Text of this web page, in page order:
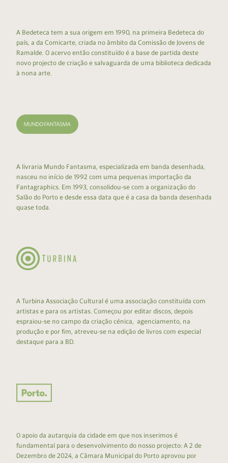
A Bedeteca tem a sua origem em 1990, na primeira Bedeteca do
país, a da Comicarte, criada no âmbito da Comissão de Jovens de
Ramalde. O acervo então constituído é a base de partida deste
novo projecto de criação e salvaguarda de uma biblioteca dedicada
à nona arte.
A livraria Mundo Fantasma, especializada em banda desenhada,
nasceu no início de 1992 com uma pequenas importação da
Fantagraphics. Em 1993, consolidou-se com a organização do
Salão do Porto e desde essa data que é a casa da banda desenhada
quase toda.
A Turbina Associação Cultural é uma associação constituída com
artistas e para os artistas. Começou por editar discos, depois
espraiou-se no campo da criação cénica, agenciamento, na
produção e por fim, atreveu-se na edição de livros com especial
destaque para a BD.
O apoio da autarquia da cidade em que nos inserimos é
fundamental para o desenvolvimento do nosso projecto: A 2 de
Dezembro de 2024, a Câmara Municipal do Porto aprovou por